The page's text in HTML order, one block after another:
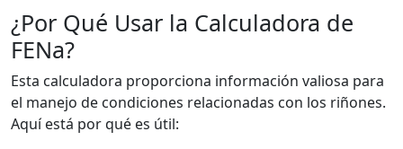
¿Por Qué Usar la Calculadora de
FENa?
Esta calculadora proporciona información valiosa para
el manejo de condiciones relacionadas con los riñones.
Aquí está por qué es útil: